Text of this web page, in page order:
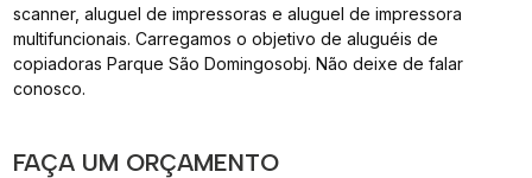
scanner, aluguel de impressoras e aluguel de impressora
multifuncionais. Carregamos o objetivo de aluguéis de
copiadoras Parque São Domingosobj. Não deixe de falar
conosco.
FAÇA UM ORÇAMENTO